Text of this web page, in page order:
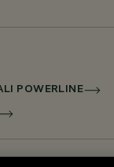
POWERLINE